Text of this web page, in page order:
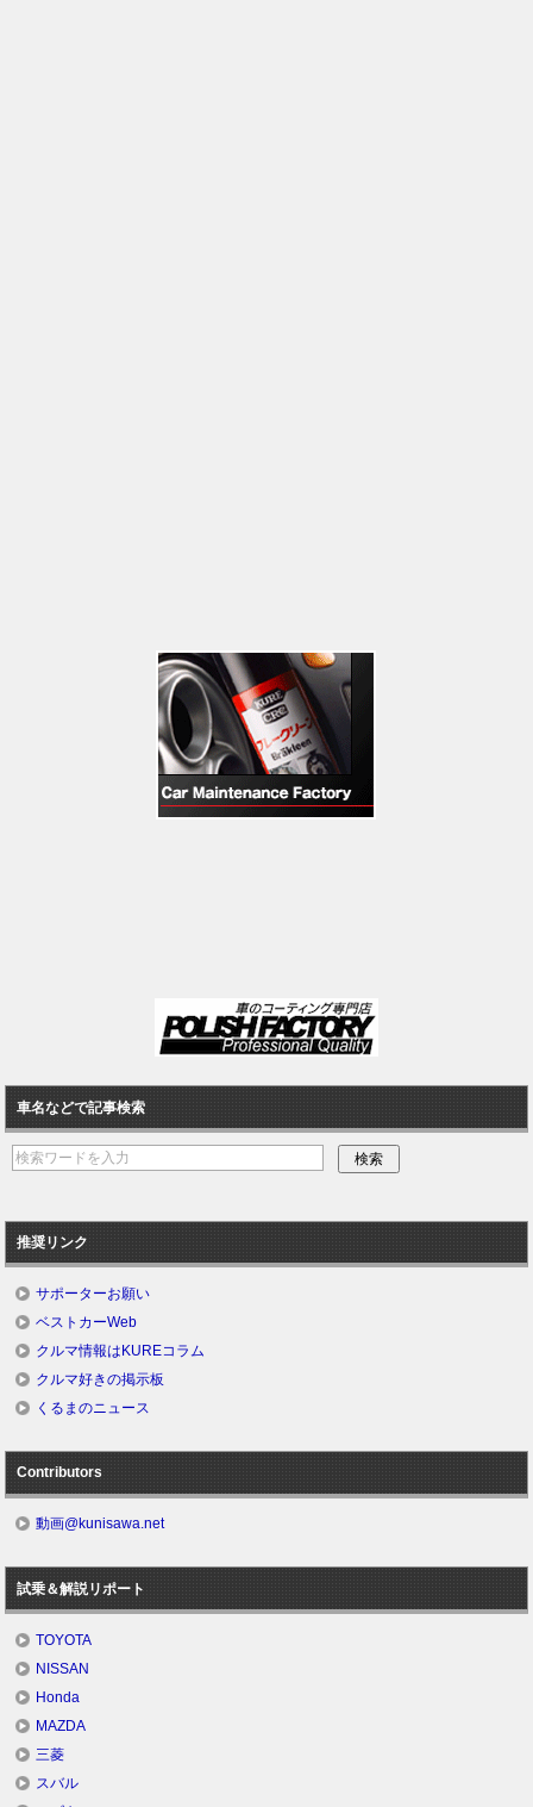
車名などで記事検索
推奨リンク
サポーターお願い
ベストカーWeb
クルマ情報はKUREコラム
クルマ好きの掲示板
くるまのニュース
Contributors
動画@kunisawa.net
試乗＆解説リポート
TOYOTA
NISSAN
Honda
MAZDA
三菱
スバル